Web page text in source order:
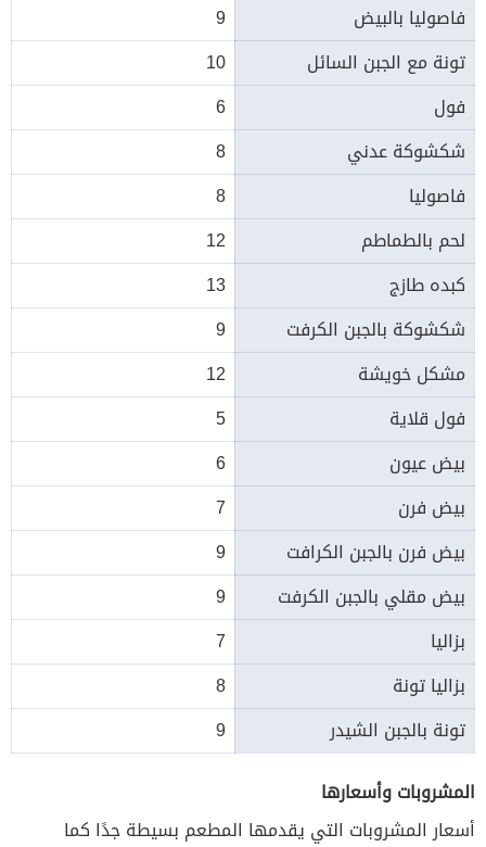
فاصوليا بالبيض
9
تونة مع الجبن السائل
10
فول
6
شكشوكة عدني
8
فاصوليا
8
لحم بالطماطم
12
كبده طازج
13
شكشوكة بالجبن الكرفت
9
مشكل خويشة
12
فول قلاية
5
بيض عيون
6
بيض فرن
7
بيض فرن بالجبن الكرافت
9
بيض مقلي بالجبن الكرفت
9
بزاليا
7
بزاليا تونة
8
تونة بالجبن الشيدر
9
المشروبات وأسعارها
أسعار المشروبات التي يقدمها المطعم بسيطة جدًا كما